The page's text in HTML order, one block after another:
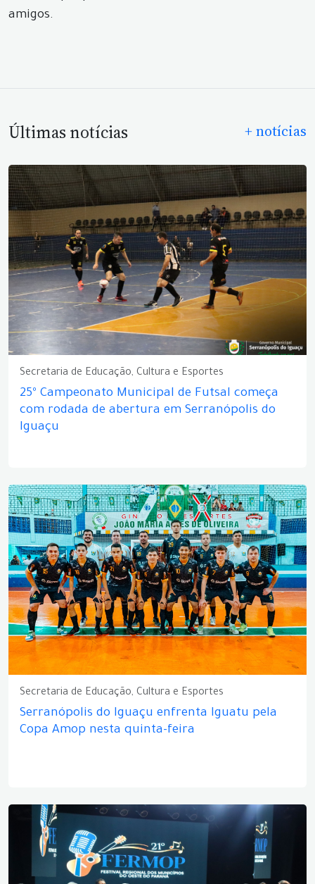
amigos.
Últimas notícias + notícias
Secretaria de Educação, Cultura e Esportes
25º Campeonato Municipal de Futsal começa
com rodada de abertura em Serranópolis do
Iguaçu
Secretaria de Educação, Cultura e Esportes
Serranópolis do Iguaçu enfrenta Iguatu pela
Copa Amop nesta quinta-feira